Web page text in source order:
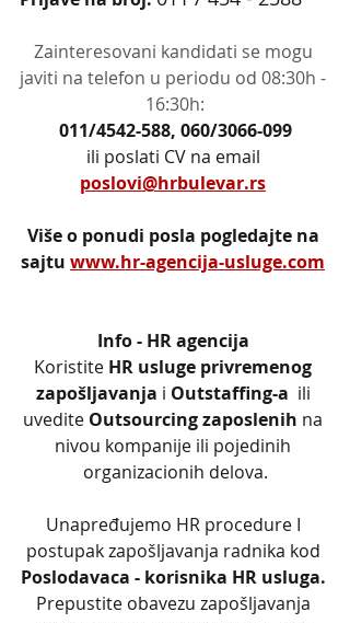
Zainteresovani kandidati se mogu
javiti na telefon u periodu od 08:30h -
16:30h:
011/4542-588, 060/3066-099
ili poslati CV na email
poslovi@hrbulevar.rs
Više o ponudi posla pogledajte na
sajtu www.hr-agencija-usluge.com
Info - HR agencija
Koristite HR usluge privremenog
zapošljavanja i Outstaffing-a ili
uvedite Outsourcing zaposlenih na
nivou kompanije ili pojedinih
organizacionih delova.
Unapređujemo HR procedure I
postupak zapošljavanja radnika kod
Poslodavaca - korisnika HR usluga.
Prepustite obavezu zapošljavanja